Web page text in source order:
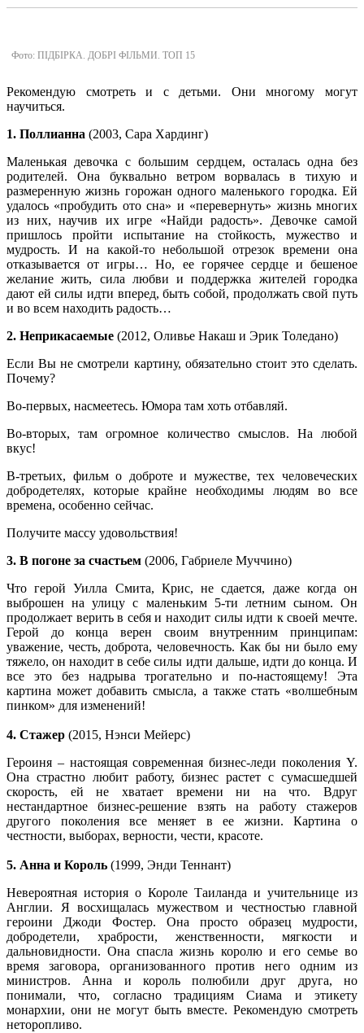
Фото: ПІДБІРКА. ДОБРІ ФІЛЬМИ. ТОП 15
Рекомендую смотреть и с детьми. Они многому могут
научиться.
1. Поллианна (2003, Сара Хардинг)
Маленькая девочка с большим сердцем, осталась одна без
родителей. Она буквально ветром ворвалась в тихую и
размеренную жизнь горожан одного маленького городка. Ей
удалось «пробудить ото сна» и «перевернуть» жизнь многих
из них, научив их игре «Найди радость». Девочке самой
пришлось пройти испытание на стойкость, мужество и
мудрость. И на какой-то небольшой отрезок времени она
отказывается от игры… Но, ее горячее сердце и бешеное
желание жить, сила любви и поддержка жителей городка
дают ей силы идти вперед, быть собой, продолжать свой путь
и во всем находить радость…
2. Неприкасаемые (2012, Оливье Накаш и Эрик Толедано)
Если Вы не смотрели картину, обязательно стоит это сделать.
Почему?
Во-первых, насмеетесь. Юмора там хоть отбавляй.
Во-вторых, там огромное количество смыслов. На любой
вкус!
В-третьих, фильм о доброте и мужестве, тех человеческих
добродетелях, которые крайне необходимы людям во все
времена, особенно сейчас.
Получите массу удовольствия!
3. В погоне за счастьем (2006, Габриеле Муччино)
Что герой Уилла Смита, Крис, не сдается, даже когда он
выброшен на улицу с маленьким 5-ти летним сыном. Он
продолжает верить в себя и находит силы идти к своей мечте.
Герой до конца верен своим внутренним принципам:
уважение, честь, доброта, человечность. Как бы ни было ему
тяжело, он находит в себе силы идти дальше, идти до конца. И
все это без надрыва трогательно и по-настоящему! Эта
картина может добавить смысла, а также стать «волшебным
пинком» для изменений!
4. Стажер (2015, Нэнси Мейерс)
Героиня – настоящая современная бизнес-леди поколения Y.
Она страстно любит работу, бизнес растет с сумасшедшей
скорость, ей не хватает времени ни на что. Вдруг
нестандартное бизнес-решение взять на работу стажеров
другого поколения все меняет в ее жизни. Картина о
честности, выборах, верности, чести, красоте.
5. Анна и Король (1999, Энди Теннант)
Невероятная история о Короле Таиланда и учительнице из
Англии. Я восхищалась мужеством и честностью главной
героини Джоди Фостер. Она просто образец мудрости,
добродетели, храбрости, женственности, мягкости и
дальновидности. Она спасла жизнь королю и его семье во
время заговора, организованного против него одним из
министров. Анна и король полюбили друг друга, но
понимали, что, согласно традициям Сиама и этикету
монархии, они не могут быть вместе. Рекомендую смотреть
неторопливо.